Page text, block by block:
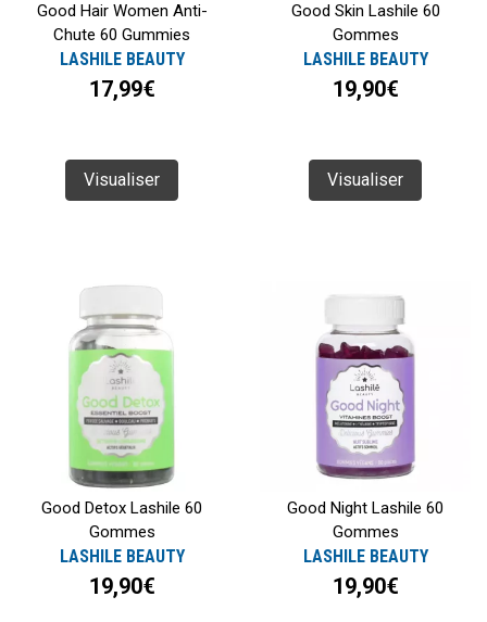
Good Hair Women Anti-
Chute 60 Gummies
LASHILE BEAUTY
17,99€
Visualiser
Good Skin Lashile 60
Gommes
LASHILE BEAUTY
19,90€
Visualiser
Good Detox Lashile 60
Gommes
LASHILE BEAUTY
19,90€
Good Night Lashile 60
Gommes
LASHILE BEAUTY
19,90€